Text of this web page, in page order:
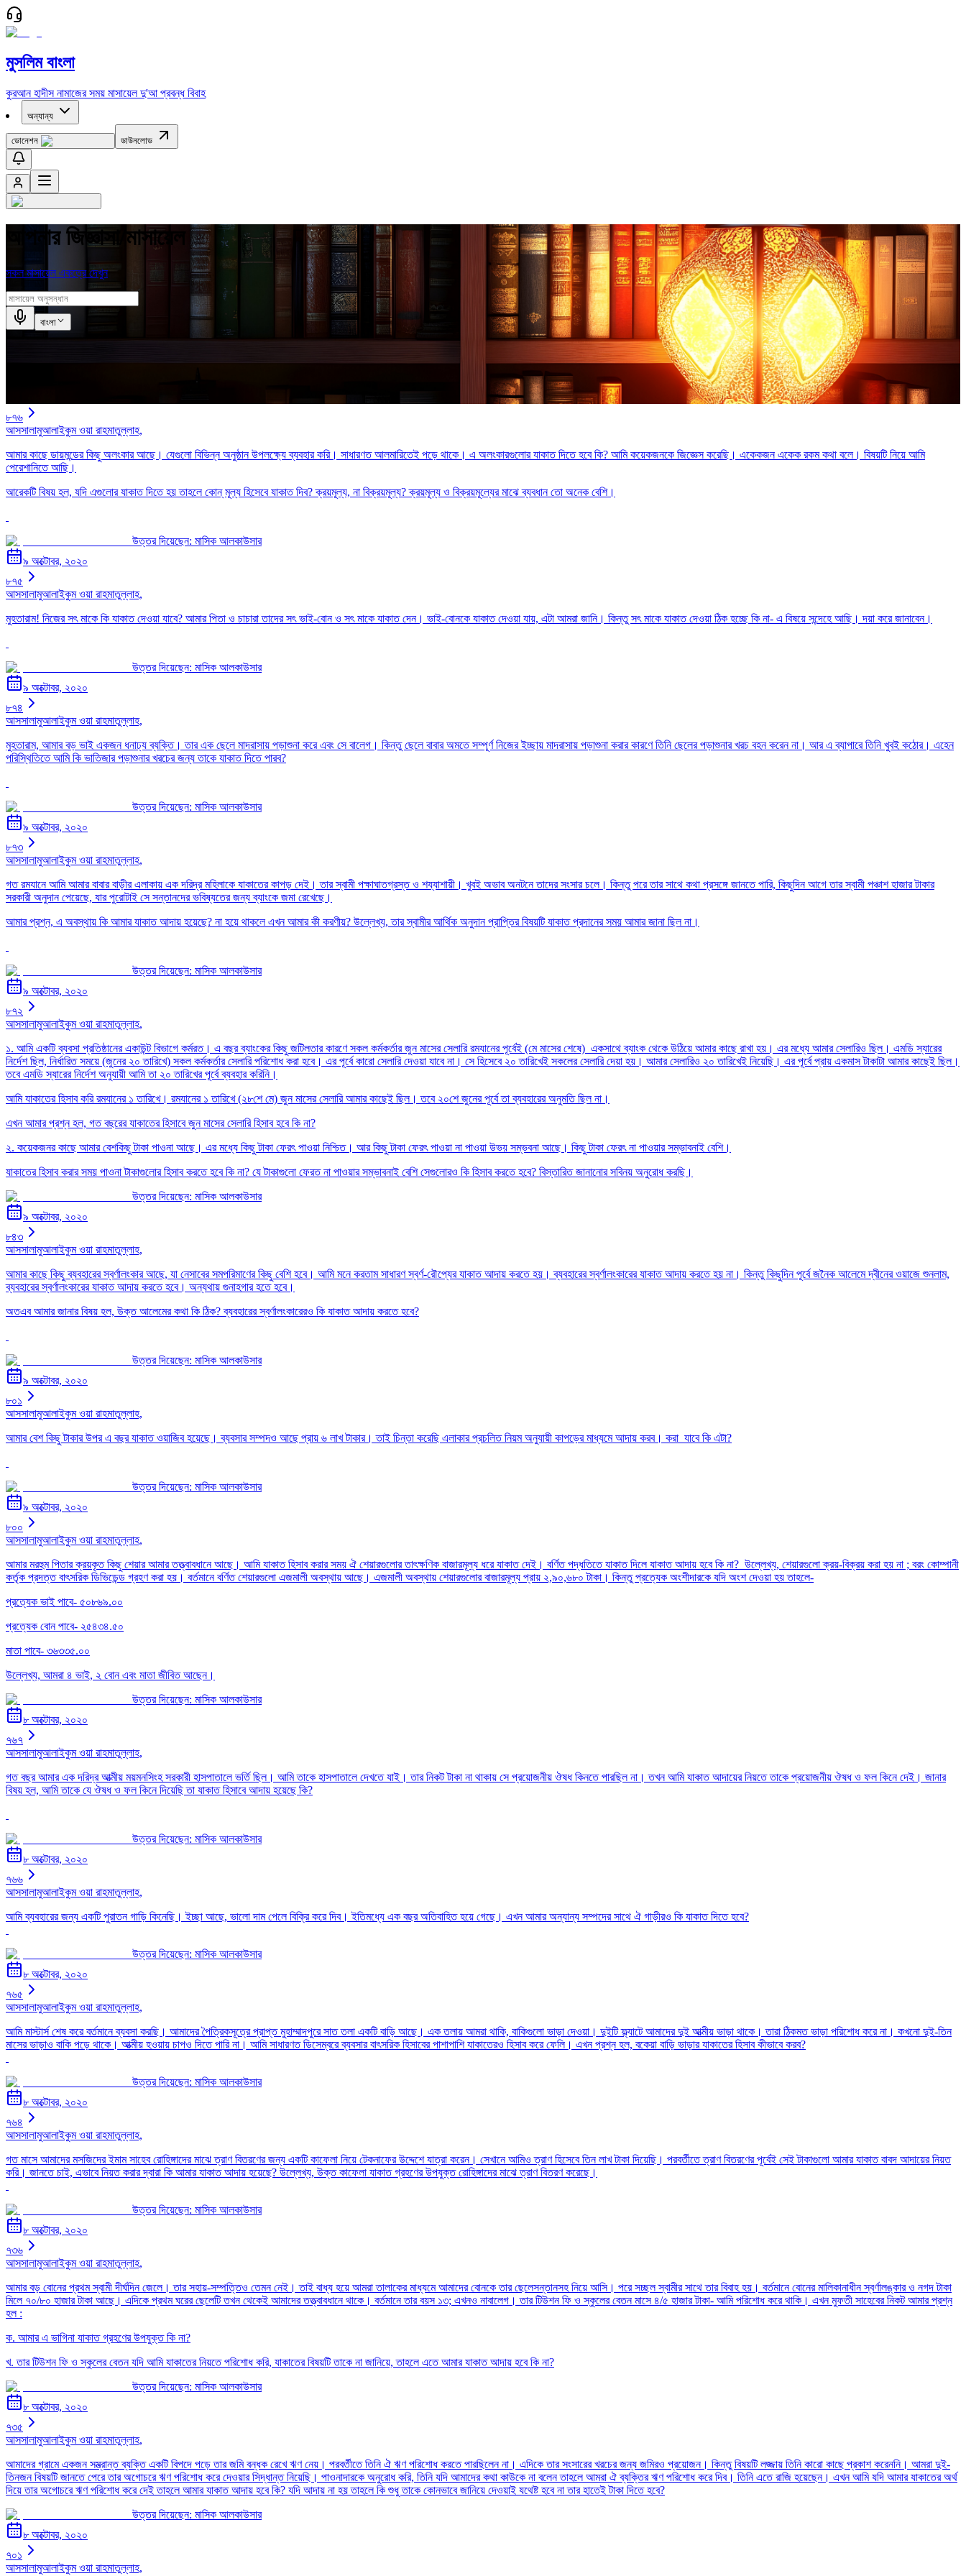
মুসলিম বাংলা
কুরআন হাদীস নামাজের সময় মাসায়েল দু'আ প্রবন্ধ বিবাহ
অন্যান্য
ডোনেশন ডাউনলোড
আপনার জিজ্ঞাসা/মাসায়েল
সকল মাসায়েল একত্রে দেখুন
বাংলা
৮৭৬
আসসালামুআলাইকুম ওয়া রাহমাতুল্লাহ,
আমার কাছে ডায়মন্ডের কিছু অলংকার আছে। যেগুলো বিভিন্ন অনুষ্ঠান উপলক্ষ্যে ব্যবহার করি। সাধারণত আলমারিতেই পড়ে থাকে। এ অলংকারগুলোর যাকাত দিতে হবে কি? আমি কয়েকজনকে জিজ্ঞেস করেছি। একেকজন একেক রকম কথা বলে। বিষয়টি নিয়ে আমি
পেরেশানিতে আছি।
আরেকটি বিষয় হল, যদি এগুলোর যাকাত দিতে হয় তাহলে কোন্ মূল্য হিসেবে যাকাত দিব? ক্রয়মূল্য, না বিক্রয়মূল্য? ক্রয়মূল্য ও বিক্রয়মূল্যের মাঝে ব্যবধান তো অনেক বেশি।
উত্তর দিয়েছেন: মাসিক আলকাউসার
৯ অক্টোবর, ২০২০
৮৭৫
আসসালামুআলাইকুম ওয়া রাহমাতুল্লাহ,
মুহতারাম! নিজের সৎ মাকে কি যাকাত দেওয়া যাবে? আমার পিতা ও চাচারা তাদের সৎ ভাই-বোন ও সৎ মাকে যাকাত দেন। ভাই-বোনকে যাকাত দেওয়া যায়, এটা আমরা জানি। কিন্তু সৎ মাকে যাকাত দেওয়া ঠিক হচ্ছে কি না- এ বিষয়ে সন্দেহে আছি। দয়া করে জানাবেন।
উত্তর দিয়েছেন: মাসিক আলকাউসার
৯ অক্টোবর, ২০২০
৮৭৪
আসসালামুআলাইকুম ওয়া রাহমাতুল্লাহ,
মুহতারাম, আমার বড় ভাই একজন ধনাঢ্য ব্যক্তি। তার এক ছেলে মাদরাসায় পড়াশুনা করে এবং সে বালেগ। কিন্তু ছেলে বাবার অমতে সম্পূর্ণ নিজের ইচ্ছায় মাদরাসায় পড়াশুনা করার কারণে তিনি ছেলের পড়াশুনার খরচ বহন করেন না। আর এ ব্যাপারে তিনি খুবই কঠোর। এহেন
পরিস্থিতিতে আমি কি ভাতিজার পড়াশুনার খরচের জন্য তাকে যাকাত দিতে পারব?
উত্তর দিয়েছেন: মাসিক আলকাউসার
৯ অক্টোবর, ২০২০
৮৭৩
আসসালামুআলাইকুম ওয়া রাহমাতুল্লাহ,
গত রমযানে আমি আমার বাবার বাড়ীর এলাকায় এক দরিদ্র মহিলাকে যাকাতের কাপড় দেই। তার স্বামী পক্ষাঘাতগ্রস্ত ও শয্যাশায়ী। খুবই অভাব অনটনে তাদের সংসার চলে। কিন্তু পরে তার সাথে কথা প্রসঙ্গে জানতে পারি, কিছুদিন আগে তার স্বামী পঞ্চাশ হাজার টাকার
সরকারী অনুদান পেয়েছে, যার পুরোটাই সে সন্তানদের ভবিষ্যতের জন্য ব্যাংকে জমা রেখেছে।
আমার প্রশ্ন, এ অবস্থায় কি আমার যাকাত আদায় হয়েছে? না হয়ে থাকলে এখন আমার কী করণীয়? উল্লেখ্য, তার স্বামীর আর্থিক অনুদান প্রাপ্তির বিষয়টি যাকাত প্রদানের সময় আমার জানা ছিল না।
উত্তর দিয়েছেন: মাসিক আলকাউসার
৯ অক্টোবর, ২০২০
৮৭২
আসসালামুআলাইকুম ওয়া রাহমাতুল্লাহ,
১. আমি একটি ব্যবসা প্রতিষ্ঠানের একাউন্ট বিভাগে কর্মরত। এ বছর ব্যাংকের কিছু জটিলতার কারণে সকল কর্মকর্তার জুন মাসের সেলারি রমযানের পূর্বেই (মে মাসের শেষে) একসাথে ব্যাংক থেকে উঠিয়ে আমার কাছে রাখা হয়। এর মধ্যে আমার সেলারিও ছিল। এমডি স্যারের
নির্দেশ ছিল, নির্ধারিত সময়ে (জুনের ২০ তারিখে) সকল কর্মকর্তার সেলারি পরিশোধ করা হবে। এর পূর্বে কারো সেলারি দেওয়া যাবে না। সে হিসেবে ২০ তারিখেই সকলের সেলারি দেয়া হয়। আমার সেলারিও ২০ তারিখেই নিয়েছি। এর পূর্বে প্রায় একমাস টাকাটা আমার কাছেই ছিল।
তবে এমডি স্যারের নির্দেশ অনুযায়ী আমি তা ২০ তারিখের পূর্বে ব্যবহার করিনি।
আমি যাকাতের হিসাব করি রমযানের ১ তারিখে। রমযানের ১ তারিখে (২৮শে মে) জুন মাসের সেলারি আমার কাছেই ছিল। তবে ২০শে জুনের পূর্বে তা ব্যবহারের অনুমতি ছিল না।
এখন আমার প্রশ্ন হল, গত বছরের যাকাতের হিসাবে জুন মাসের সেলারি হিসাব হবে কি না?
২. কয়েকজনর কাছে আমার বেশকিছু টাকা পাওনা আছে। এর মধ্যে কিছু টাকা ফেরৎ পাওয়া নিশ্চিত। আর কিছু টাকা ফেরৎ পাওয়া না পাওয়া উভয় সম্ভবনা আছে। কিছু টাকা ফেরৎ না পাওয়ার সম্ভাবনাই বেশি।
যাকাতের হিসাব করার সময় পাওনা টাকাগুলোর হিসাব করতে হবে কি না? যে টাকাগুলো ফেরত না পাওয়ার সম্ভাবনাই বেশি সেগুলোরও কি হিসাব করতে হবে? বিস্তারিত জানানোর সবিনয় অনুরোধ করছি।
উত্তর দিয়েছেন: মাসিক আলকাউসার
৯ অক্টোবর, ২০২০
৮৪৩
আসসালামুআলাইকুম ওয়া রাহমাতুল্লাহ,
আমার কাছে কিছু ব্যবহারের স্বর্ণালংকার আছে, যা নেসাবের সমপরিমাণের কিছু বেশি হবে। আমি মনে করতাম সাধারণ স্বর্ণ-রৌপ্যের যাকাত আদায় করতে হয়। ব্যবহারের স্বর্ণালংকারের যাকাত আদায় করতে হয় না। কিন্তু কিছুদিন পূর্বে জনৈক আলেমে দ্বীনের ওয়াজে শুনলাম,
ব্যবহারের স্বর্ণালংকারের যাকাত আদায় করতে হবে। অন্যথায় গুনাহগার হতে হবে।
অতএব আমার জানার বিষয় হল, উক্ত আলেমের কথা কি ঠিক? ব্যবহারের স্বর্ণালংকারেরও কি যাকাত আদায় করতে হবে?
উত্তর দিয়েছেন: মাসিক আলকাউসার
৯ অক্টোবর, ২০২০
৮০১
আসসালামুআলাইকুম ওয়া রাহমাতুল্লাহ,
আমার বেশ কিছু টাকার উপর এ বছর যাকাত ওয়াজিব হয়েছে। ব্যবসার সম্পদও আছে প্রায় ৬ লাখ টাকার। তাই চিন্তা করেছি এলাকার প্রচলিত নিয়ম অনুযায়ী কাপড়ের মাধ্যমে আদায় করব। করা যাবে কি এটা?
উত্তর দিয়েছেন: মাসিক আলকাউসার
৯ অক্টোবর, ২০২০
৮০০
আসসালামুআলাইকুম ওয়া রাহমাতুল্লাহ,
আমার মরহুম পিতার ক্রয়কৃত কিছু শেয়ার আমার তত্ত্বাবধানে আছে। আমি যাকাত হিসাব করার সময় ঐ শেয়ারগুলোর তাৎক্ষণিক বাজারমূল্য ধরে যাকাত দেই। বর্ণিত পদ্ধতিতে যাকাত দিলে যাকাত আদায় হবে কি না? উল্লেখ্য, শেয়ারগুলো ক্রয়-বিক্রয় করা হয় না ; বরং কোম্পানী
কর্তৃক প্রদত্ত বাৎসরিক ডিভিডেন্ড গ্রহণ করা হয়। বর্তমানে বর্ণিত শেয়ারগুলো এজমালী অবস্থায় আছে। এজমালী অবস্থায় শেয়ারগুলোর বাজারমূল্য প্রায় ২,৯০,৬৮০ টাকা। কিন্তু প্রত্যেক অংশীদারকে যদি অংশ দেওয়া হয় তাহলে-
প্রত্যেক ভাই পাবে- ৫০৮৬৯.০০
প্রত্যেক বোন পাবে- ২৫৪৩৪.৫০
মাতা পাবে- ৩৬৩৩৫.০০
উল্লেখ্য, আমরা ৪ ভাই, ২ বোন এবং মাতা জীবিত আছেন।
উত্তর দিয়েছেন: মাসিক আলকাউসার
৮ অক্টোবর, ২০২০
৭৬৭
আসসালামুআলাইকুম ওয়া রাহমাতুল্লাহ,
গত বছর আমার এক দরিদ্র আত্মীয় ময়মনসিংহ সরকারী হাসপাতালে ভর্তি ছিল। আমি তাকে হাসপাতালে দেখতে যাই। তার নিকট টাকা না থাকায় সে প্রয়োজনীয় ঔষধ কিনতে পারছিল না। তখন আমি যাকাত আদায়ের নিয়তে তাকে প্রয়োজনীয় ঔষধ ও ফল কিনে দেই। জানার
বিষয় হল, আমি তাকে যে ঔষধ ও ফল কিনে দিয়েছি তা যাকাত হিসাবে আদায় হয়েছে কি?
উত্তর দিয়েছেন: মাসিক আলকাউসার
৮ অক্টোবর, ২০২০
৭৬৬
আসসালামুআলাইকুম ওয়া রাহমাতুল্লাহ,
আমি ব্যবহারের জন্য একটি পুরাতন গাড়ি কিনেছি। ইচ্ছা আছে, ভালো দাম পেলে বিক্রি করে দিব। ইতিমধ্যে এক বছর অতিবাহিত হয়ে গেছে। এখন আমার অন্যান্য সম্পদের সাথে ঐ গাড়ীরও কি যাকাত দিতে হবে?
উত্তর দিয়েছেন: মাসিক আলকাউসার
৮ অক্টোবর, ২০২০
৭৬৫
আসসালামুআলাইকুম ওয়া রাহমাতুল্লাহ,
আমি মাস্টার্স শেষ করে বর্তমানে ব্যবসা করছি। আমাদের পৈত্রিকসূত্রে প্রাপ্ত মুহাম্মাদপুরে সাত তলা একটি বাড়ি আছে। এক তলায় আমরা থাকি, বাকিগুলো ভাড়া দেওয়া। দুইটি ফ্ল্যাটে আমাদের দুই আত্মীয় ভাড়া থাকে। তারা ঠিকমত ভাড়া পরিশোধ করে না। কখনো দুই-তিন
মাসের ভাড়াও বাকি পড়ে থাকে। আত্মীয় হওয়ায় চাপও দিতে পারি না। আমি সাধারণত ডিসেম্বরে ব্যবসার বাৎসরিক হিসাবের পাশাপাশি যাকাতেরও হিসাব করে ফেলি। এখন প্রশ্ন হল, বকেয়া বাড়ি ভাড়ার যাকাতের হিসাব কীভাবে করব?
উত্তর দিয়েছেন: মাসিক আলকাউসার
৮ অক্টোবর, ২০২০
৭৬৪
আসসালামুআলাইকুম ওয়া রাহমাতুল্লাহ,
গত মাসে আমাদের মসজিদের ইমাম সাহেব রোহিঙ্গাদের মাঝে ত্রাণ বিতরণের জন্য একটি কাফেলা নিয়ে টেকনাফের উদ্দেশে যাত্রা করেন। সেখানে আমিও ত্রাণ হিসেবে তিন লাখ টাকা দিয়েছি। পরবর্তীতে ত্রাণ বিতরণের পূর্বেই সেই টাকাগুলো আমার যাকাত বাবদ আদায়ের নিয়ত
করি। জানতে চাই, এভাবে নিয়ত করার দ্বারা কি আমার যাকাত আদায় হয়েছে? উল্লেখ্য, উক্ত কাফেলা যাকাত গ্রহণের উপযুক্ত রোহিঙ্গাদের মাঝে ত্রাণ বিতরণ করেছে।
উত্তর দিয়েছেন: মাসিক আলকাউসার
৮ অক্টোবর, ২০২০
৭৩৬
আসসালামুআলাইকুম ওয়া রাহমাতুল্লাহ,
আমার বড় বোনের প্রথম স্বামী দীর্ঘদিন জেলে। তার সহায়-সম্পত্তিও তেমন নেই। তাই বাধ্য হয়ে আমরা তালাকের মাধ্যমে আমাদের বোনকে তার ছেলেসন্তানসহ নিয়ে আসি। পরে সচ্ছল স্বামীর সাথে তার বিবাহ হয়। বর্তমানে বোনের মালিকানাধীন স্বর্ণালঙ্কার ও নগদ টাকা
মিলে ৭০/৮০ হাজার টাকা আছে। এদিকে প্রথম ঘরের ছেলেটি তখন থেকেই আমাদের তত্ত্বাবধানে থাকে। বর্তমানে তার বয়স ১৩; এখনও নাবালেগ। তার টিউশন ফি ও স্কুলের বেতন মাসে ৪/৫ হাজার টাকা- আমি পরিশোধ করে থাকি। এখন মুফতী সাহেবের নিকট আমার প্রশ্ন
হল :
ক. আমার এ ভাগিনা যাকাত গ্রহণের উপযুক্ত কি না?
খ. তার টিউশন ফি ও স্কুলের বেতন যদি আমি যাকাতের নিয়তে পরিশোধ করি, যাকাতের বিষয়টি তাকে না জানিয়ে, তাহলে এতে আমার যাকাত আদায় হবে কি না?
উত্তর দিয়েছেন: মাসিক আলকাউসার
৮ অক্টোবর, ২০২০
৭৩৫
আসসালামুআলাইকুম ওয়া রাহমাতুল্লাহ,
আমাদের গ্রামে একজন সম্ভ্রান্ত ব্যক্তি একটি বিপদে পড়ে তার জমি বন্ধক রেখে ঋণ নেয়। পরবর্তীতে তিনি ঐ ঋণ পরিশোধ করতে পারছিলেন না। এদিকে তার সংসারের খরচের জন্য জমিরও প্রয়োজন। কিন্তু বিষয়টি লজ্জায় তিনি কারো কাছে প্রকাশ করেননি। আমরা দুই-
তিনজন বিষয়টি জানতে পেরে তার অগোচরে ঋণ পরিশোধ করে দেওয়ার সিদ্ধান্ত নিয়েছি। পাওনাদারকে অনুরোধ করি, তিনি যদি আমাদের কথা কাউকে না বলেন তাহলে আমরা ঐ ব্যক্তির ঋণ পরিশোধ করে দিব। তিনি এতে রাজি হয়েছেন। এখন আমি যদি আমার যাকাতের অর্থ
দিয়ে তার অগোচরে ঋণ পরিশোধ করে দেই তাহলে আমার যাকাত আদায় হবে কি? যদি আদায় না হয় তাহলে কি শুধু তাকে কোনভাবে জানিয়ে দেওয়াই যথেষ্ট হবে না তার হাতেই টাকা দিতে হবে?
উত্তর দিয়েছেন: মাসিক আলকাউসার
৮ অক্টোবর, ২০২০
৭০১
আসসালামুআলাইকুম ওয়া রাহমাতুল্লাহ,